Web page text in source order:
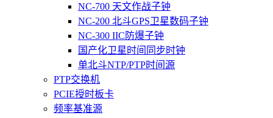
NC-700 天文作战子钟
NC-200 北斗GPS卫星数码子钟
NC-300 IIC防爆子钟
国产化卫星时间同步时钟
单北斗NTP/PTP时间源
PTP交换机
PCIE授时板卡
频率基准源